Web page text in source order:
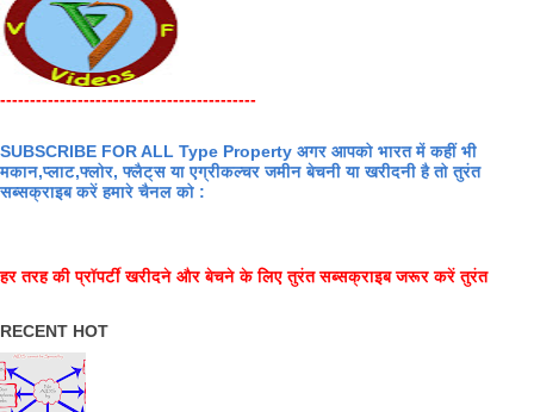
-------------------------------------------
SUBSCRIBE FOR ALL Type Property अगर आपको भारत में कहीं भी
मकान,प्लाट,फ्लोर, फ्लैट्स या एग्रीकल्चर जमीन बेचनी या खरीदनी है तो तुरंत
सब्सक्राइब करें हमारे चैनल को :
हर तरह की प्रॉपर्टी खरीदने और बेचने के लिए तुरंत सब्सक्राइब जरूर करें तुरंत
RECENT HOT